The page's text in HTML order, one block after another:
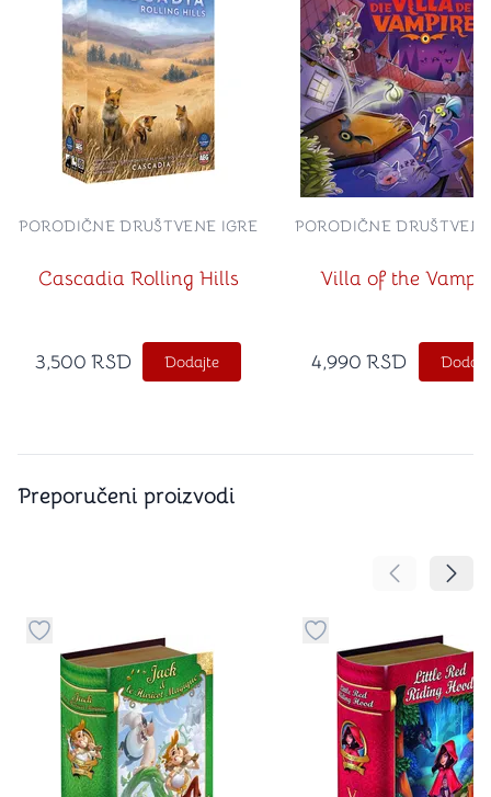
Cascadia Rolling Hills
PORODIČNE DRUŠTVENE IGRE
3,500 RSD Dodajte
Villa of the
PORODIČNE
4,990 RSD
Preporučeni proizvodi
Pomeranje
Dugme za dodavanje stvari u kategoriju omiljeno
Dugme za dodavanje